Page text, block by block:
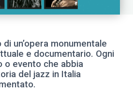
un’opera monumentale
e documentario. Ogni
o evento che abbia
del jazz in Italia